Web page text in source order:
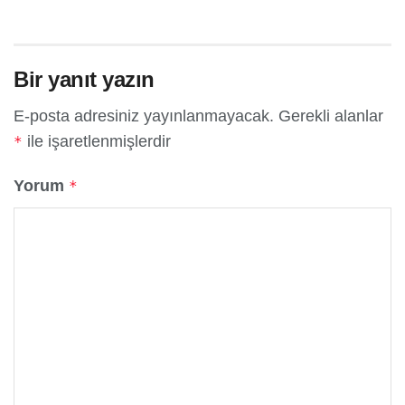
Bir yanıt yazın
E-posta adresiniz yayınlanmayacak. Gerekli alanlar
* ile işaretlenmişlerdir
Yorum *